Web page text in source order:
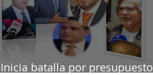
Inicia batalla por presupuesto